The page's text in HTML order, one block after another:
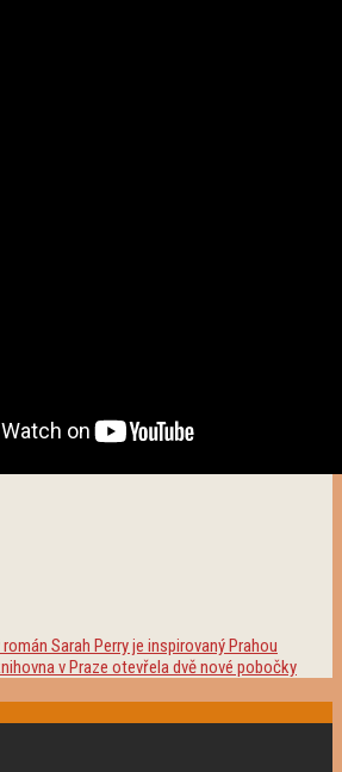
Sarah Perry je inspirovaný Prahou
v Praze otevřela dvě nové pobočky